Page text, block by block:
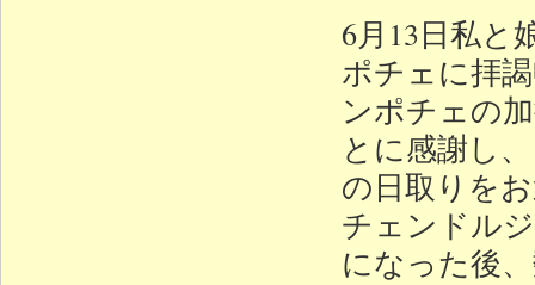
6月13日私と
ポチェに拝
ンポチェの
とに感謝し
の日取りを
チェンドル
になった後